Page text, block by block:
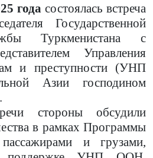
годасостоялась встреча
Государственной
Туркменистана с
Управления
и преступности (УНП
Азии господином
стороны обсудили
в рамках Программы
и грузами,